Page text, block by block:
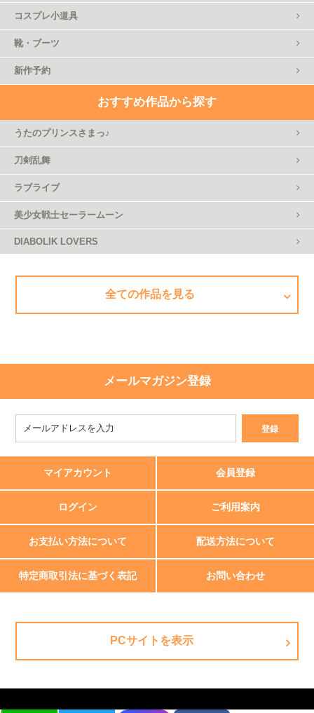
コスプレ小道具
靴・ブーツ
新作予約
おすすめ作品から探す
うたのプリンスさまっ♪
刀剣乱舞
ラブライブ
美少女戦士セーラームーン
DIABOLIK LOVERS
全ての作品を見る
メールマガジン登録
マイアカウント 会員登録
ログイン ご利用案内
お支払い方法について 配送方法について
特定商取引法に基づく表記 お問い合わせ
PCサイトを表示